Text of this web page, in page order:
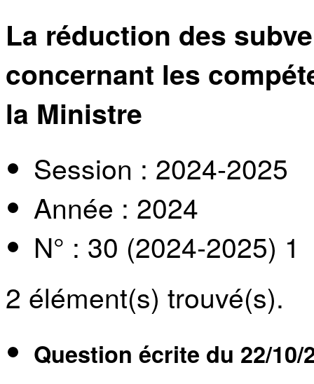
La réduction des
concernant les
la Ministre
Session : 2024-2025
Année : 2024
N° : 30 (2024-2025) 1
2 élément(s) trouvé(s).
Question écrite du 22/10/